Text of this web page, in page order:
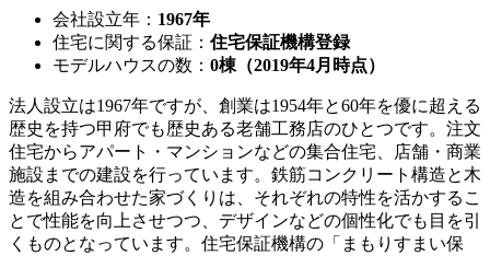
会社設立年： 1967年
住宅に関する保証： 住宅保証機構登録
モデルハウスの数： 0棟（2019年4月時点）
法人設立は1967年ですが、創業は1954年と60年を優に超える
歴史を持つ甲府でも歴史ある老舗工務店のひとつです。注文
住宅からアパート・マンションなどの集合住宅、店舗・商業
施設までの建設を行っています。鉄筋コンクリート構造と木
造を組み合わせた家づくりは、それぞれの特性を活かするこ
とで性能を向上させつつ、デザインなどの個性化でも目を引
くものとなっています。住宅保証機構の 「まもりすまい保